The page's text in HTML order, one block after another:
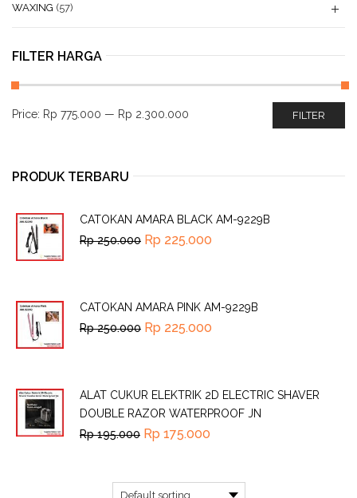
WAXING (57)
FILTER HARGA
FILTER
Price: Rp 775.000 — Rp 2.300.000
PRODUK TERBARU
CATOKAN AMARA BLACK AM-9229B
Rp250.000 Rp 225.000
CATOKAN AMARA PINK AM-9229B
Rp250.000 Rp 225.000
ALAT CUKUR ELEKTRIK 2D ELECTRIC SHAVER
DOUBLE RAZOR WATERPROOF JN
Rp195.000 Rp 175.000